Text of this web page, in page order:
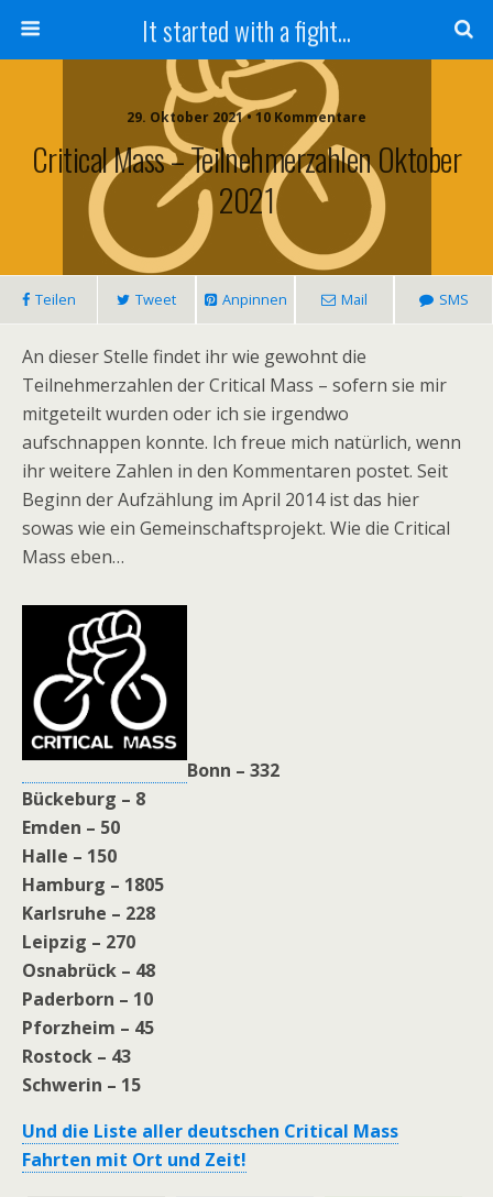
It started with a fight...
29. Oktober 2021 • 10 Kommentare
Critical Mass – Teilnehmerzahlen Oktober
2021
Teilen Tweet Anpinnen Mail SMS
An dieser Stelle findet ihr wie gewohnt die
Teilnehmerzahlen der Critical Mass – sofern sie mir
mitgeteilt wurden oder ich sie irgendwo
aufschnappen konnte. Ich freue mich natürlich, wenn
ihr weitere Zahlen in den Kommentaren postet. Seit
Beginn der Aufzählung im April 2014 ist das hier
sowas wie ein Gemeinschaftsprojekt. Wie die Critical
Mass eben…
Bonn – 332
Bückeburg – 8
Emden – 50
Halle – 150
Hamburg – 1805
Karlsruhe – 228
Leipzig – 270
Osnabrück – 48
Paderborn – 10
Pforzheim – 45
Rostock – 43
Schwerin – 15
Und die Liste aller deutschen Critical Mass
Fahrten mit Ort und Zeit!